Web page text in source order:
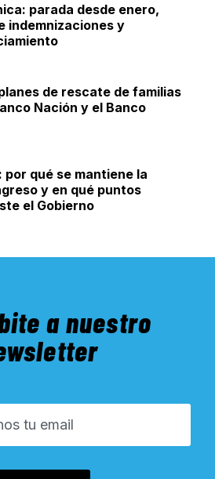
parada desde enero,
indemnizaciones y
de rescate de familias
Nación y el Banco
qué se mantiene la
y en qué puntos
el Gobierno
a nuestro